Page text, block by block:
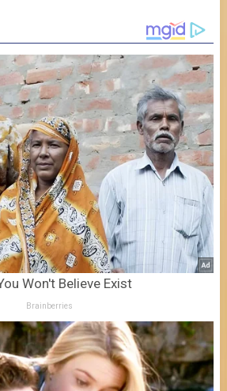
Won't Believe Exist
Brainberries